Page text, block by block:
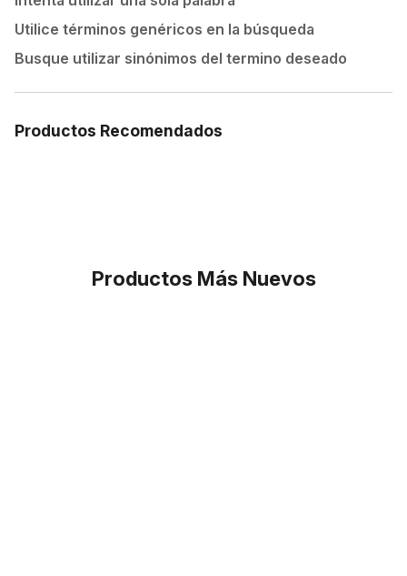
Utilice términos genéricos en la búsqueda
Busque utilizar sinónimos del termino deseado
Productos Recomendados
Productos Más Nuevos